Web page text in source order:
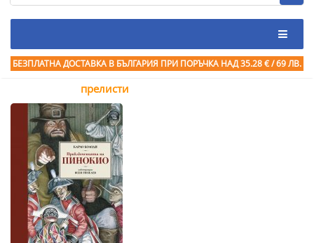
БЕЗПЛАТНА ДОСТАВКА В БЪЛГАРИЯ ПРИ ПОРЪЧКА НАД 35.28 € / 69 ЛВ.
прелисти